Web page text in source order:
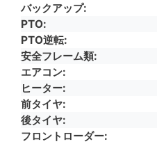
バックアップ
PTO
PTO逆転
安全フレーム類
エアコン
ヒーター
前タイヤ
後タイヤ
フロントローダー